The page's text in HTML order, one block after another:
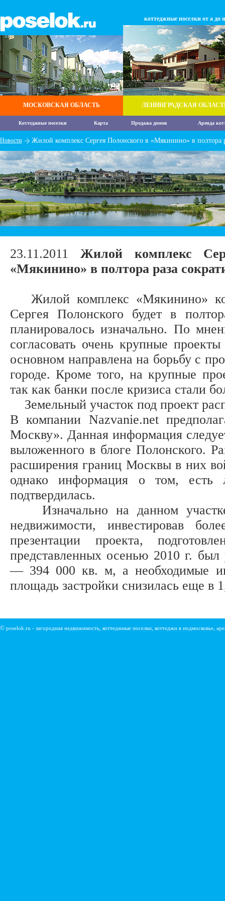
МОСКОВСКАЯ ОБЛАСТЬ
коттеджные поселки от а до я
ЛЕНИНГРАДСКАЯ
Коттеджные поселки Карта Продажа домов Аренда
Новости Жилой комплекс Сергея Полонского в «Мякинино» в полтора
23.11.2011 Жилой комплекс
«Мякинино» в полтора раза
Жилой комплекс «Мякинино»
Сергея Полонского будет в
планировалось изначально. По
согласовать очень крупные
основном направлена на борьбу с
городе. Кроме того, на крупные
так как банки после кризиса стали
Земельный участок под проект
В компании Nazvanie.net
Москву». Данная информация
выложенного в блоге Полонского.
расширения границ Москвы в них
однако информация о том, есть
подтвердилась.
Изначально на данном
недвижимости, инвестировав
презентации проекта,
представленных осенью 2010 г.
— 394 000 кв. м, а необходимые
площадь застройки снизилась еще в
© poselok.ru - загородная недвижимость, коттеджные поселки, коттеджи в подмосковье,